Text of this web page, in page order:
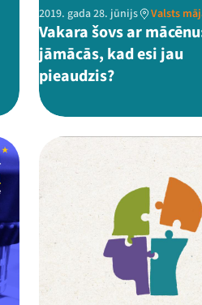
2019. gada 28. jūnijs Valsts
Vakara šovs ar
jāmācās, kad esi jau
pieaudzis?